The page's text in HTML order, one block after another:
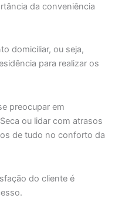
da conveniência
domiciliar, ou seja,
para realizar os
preocupar em
ou lidar com atrasos
de tudo no conforto da
do cliente é